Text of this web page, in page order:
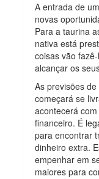
A entrada de
novas
Para a taurina
nativa está
coisas vão
alcançar os
As previsões
começará se
acontecerá
financeiro. É
para encontrar
dinheiro extra.
empenhar em
maiores para